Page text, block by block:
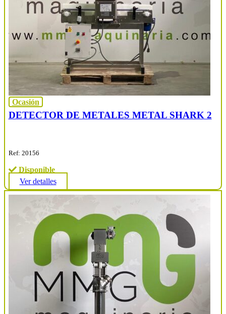
Ocasión
DETECTOR DE METALES METAL SHARK 2
Ref: 20156
Disponible
Ver detalles